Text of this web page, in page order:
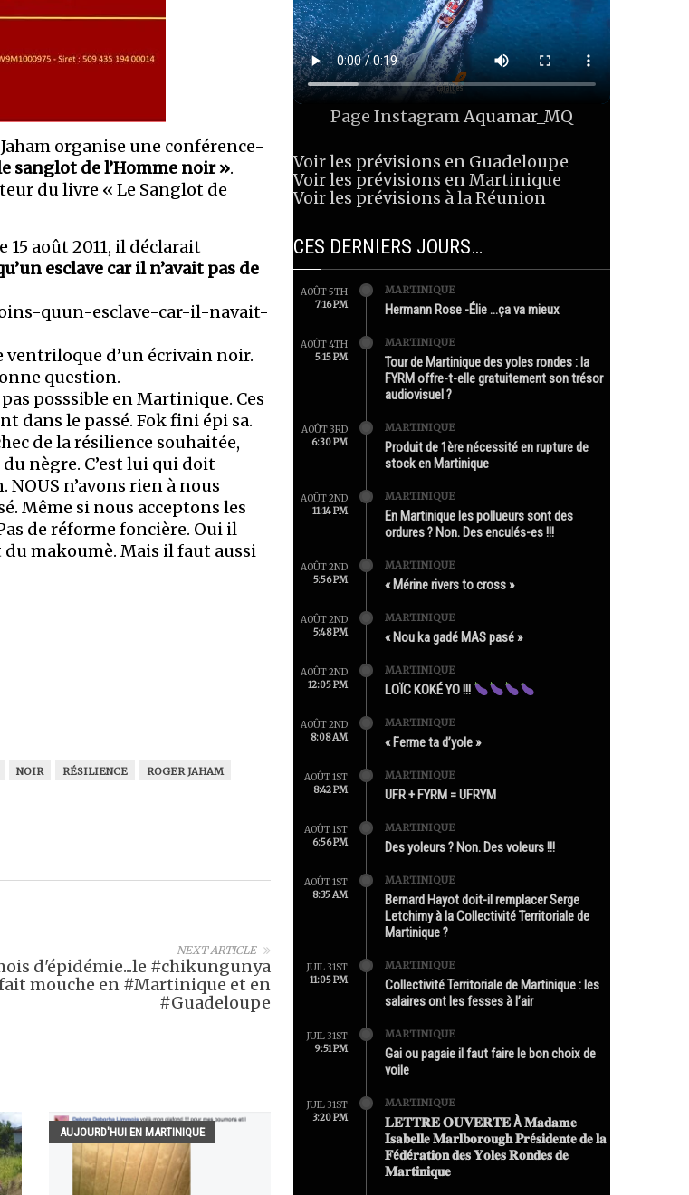
organise une conférence-
sanglot de l’Homme noir ».
du livre « Le Sanglot de
15 août 2011, il déclarait
esclave car il n’avait pas de
quun-esclave-car-il-navait-
ventriloque d’un écrivain noir.
question.
posssible en Martinique. Ces
dans le passé. Fok fini épi sa.
de la résilience souhaitée,
nègre. C’est lui qui doit
NOUS n’avons rien à nous
Même si nous acceptons les
de réforme foncière. Oui il
makoumè. Mais il faut aussi
NOIR RÉSILIENCE
ROGER JAHAM
NEXT ARTICLE
d'épidémie...le #chikungunya
mouche en #Martinique et en
#Guadeloupe
AUJOURD'HUI EN MARTINIQUE
Page InstagramAquamar_MQ
Voir les prévisions en Guadeloupe
Voir les prévisions en Martinique
Voir les prévisions à la Réunion
CES DERNIERS JOURS…
AOÛT 5TH
7:16 PM
MARTINIQUE
Hermann Rose -Élie …ça va mieux
AOÛT 4TH
5:15 PM
MARTINIQUE
Tour de Martinique des yoles rondes : la
FYRM offre-t-elle gratuitement son trésor
audiovisuel ?
AOÛT 3RD
6:30 PM
MARTINIQUE
Produit de 1ère nécessité en rupture de
stock en Martinique
AOÛT 2ND
11:14 PM
MARTINIQUE
En Martinique les pollueurs sont des
ordures ? Non. Des enculés-es !!!
AOÛT 2ND
5:56 PM
MARTINIQUE
« Mérine rivers to cross »
AOÛT 2ND
5:48 PM
MARTINIQUE
« Nou ka gadé MAS pasé »
AOÛT 2ND
12:05 PM
MARTINIQUE
LOÏC KOKÉ YO !!!
AOÛT 2ND
8:08 AM
MARTINIQUE
« Ferme ta d’yole »
AOÛT 1ST
8:42 PM
MARTINIQUE
UFR + FYRM = UFRYM
AOÛT 1ST
6:56 PM
MARTINIQUE
Des yoleurs ? Non. Des voleurs !!!
AOÛT 1ST
8:35 AM
MARTINIQUE
Bernard Hayot doit-il remplacer Serge
Letchimy à la Collectivité Territoriale de
Martinique ?
JUIL 31ST
11:05 PM
MARTINIQUE
Collectivité Territoriale de Martinique : les
salaires ont les fesses à l’air
JUIL 31ST
9:51 PM
MARTINIQUE
Gai ou pagaie il faut faire le bon choix de
voile
JUIL 31ST
3:20 PM
MARTINIQUE
𝐋𝐄𝐓𝐓𝐑𝐄 𝐎𝐔𝐕𝐄𝐑𝐓𝐄 À 𝐌𝐚𝐝𝐚𝐦𝐞
𝐈𝐬𝐚𝐛𝐞𝐥𝐥𝐞 𝐌𝐚𝐫𝐥𝐛𝐨𝐫𝐨𝐮𝐠𝐡 𝐏𝐫é𝐬𝐢𝐝𝐞𝐧𝐭𝐞 𝐝𝐞 𝐥𝐚
𝐅é𝐝é𝐫𝐚𝐭𝐢𝐨𝐧 𝐝𝐞𝐬 𝐘𝐨𝐥𝐞𝐬 𝐑𝐨𝐧𝐝𝐞𝐬 𝐝𝐞
𝐌𝐚𝐫𝐭𝐢𝐧𝐢𝐪𝐮𝐞